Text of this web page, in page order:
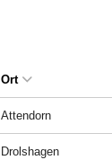
Ort
Attendorn
Drolshagen